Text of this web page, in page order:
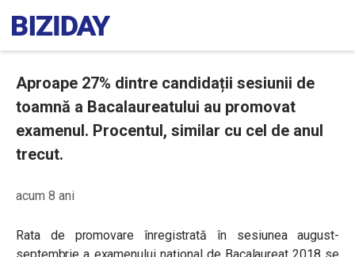
Aproape 27% dintre candidații sesiunii de
toamnă a Bacalaureatului au promovat
examenul. Procentul, similar cu cel de anul
trecut.
acum 8 ani
Rata de promovare înregistrată în sesiunea august-